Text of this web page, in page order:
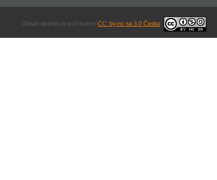
Obsah stránek je pod licencí CC: by-nc-sa 3.0 Česko